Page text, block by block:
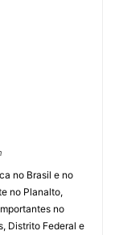
no Brasil e no
no Planalto,
no
Distrito Federal e